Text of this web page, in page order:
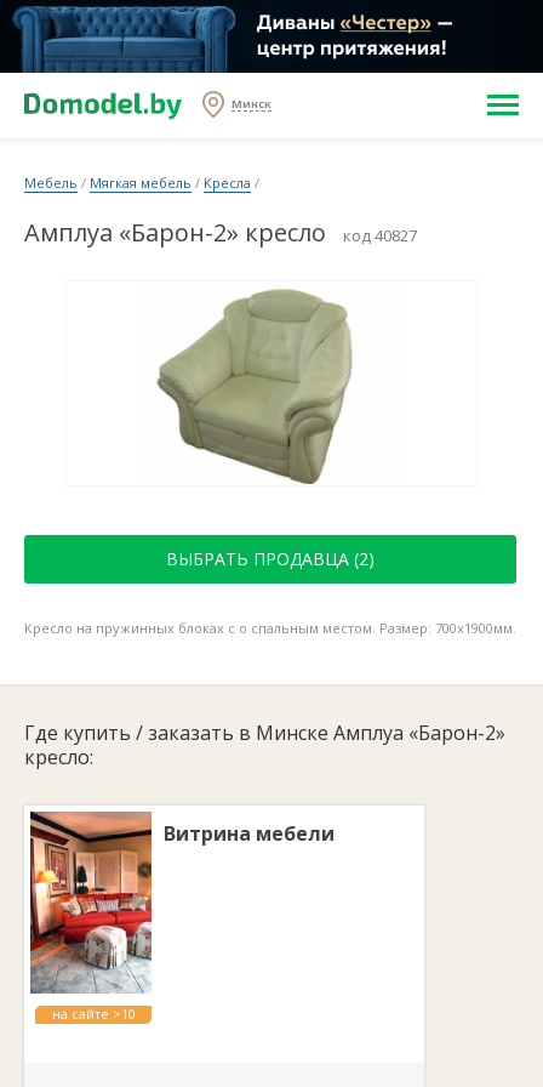
Минск
Мебель / Мягкая мебель / Кресла /
Амплуа «Барон-2» кресло код 40827
ВЫБРАТЬ ПРОДАВЦА (2)
Кресло на пружинных блоках с о спальным местом. Размер: 700х1900мм.
Где купить / заказать в Минске Амплуа «Барон-2»
кресло:
на сайте >10
Витрина мебели